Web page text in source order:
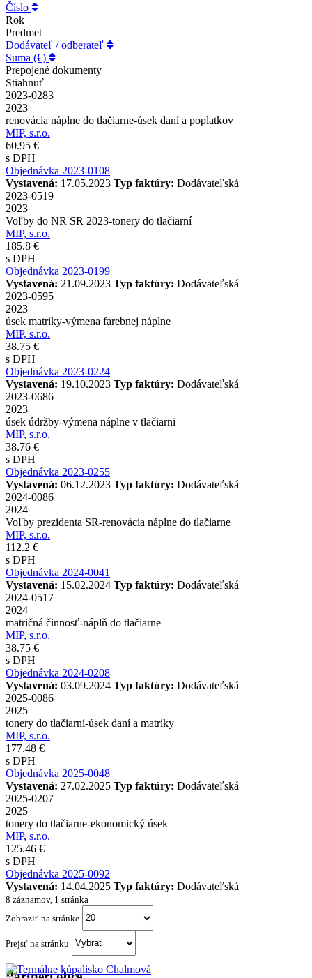
Číslo
Rok
Predmet
Dodávateľ / odberateľ
Suma (€)
Prepojené dokumenty
Stiahnuť
2023-0283
2023
renovácia náplne do tlačiarne-úsek daní a poplatkov
MIP, s.r.o.
60.95 €
s DPH
Objednávka 2023-0108
Vystavená: 17.05.2023 Typ faktúry: Dodávateľská
2023-0519
2023
Voľby do NR SR 2023-tonery do tlačiarní
MIP, s.r.o.
185.8 €
s DPH
Objednávka 2023-0199
Vystavená: 21.09.2023 Typ faktúry: Dodávateľská
2023-0595
2023
úsek matriky-výmena farebnej náplne
MIP, s.r.o.
38.75 €
s DPH
Objednávka 2023-0224
Vystavená: 19.10.2023 Typ faktúry: Dodávateľská
2023-0686
2023
úsek údržby-výmena náplne v tlačiarni
MIP, s.r.o.
38.76 €
s DPH
Objednávka 2023-0255
Vystavená: 06.12.2023 Typ faktúry: Dodávateľská
2024-0086
2024
Voľby prezidenta SR-renovácia náplne do tlačiarne
MIP, s.r.o.
112.2 €
s DPH
Objednávka 2024-0041
Vystavená: 15.02.2024 Typ faktúry: Dodávateľská
2024-0517
2024
matričná činnosť-náplň do tlačiarne
MIP, s.r.o.
38.75 €
s DPH
Objednávka 2024-0208
Vystavená: 03.09.2024 Typ faktúry: Dodávateľská
2025-0086
2025
tonery do tlačiarní-úsek daní a matriky
MIP, s.r.o.
177.48 €
s DPH
Objednávka 2025-0048
Vystavená: 27.02.2025 Typ faktúry: Dodávateľská
2025-0207
2025
tonery do tlačiarne-ekonomický úsek
MIP, s.r.o.
125.46 €
s DPH
Objednávka 2025-0092
Vystavená: 14.04.2025 Typ faktúry: Dodávateľská
8 záznamov, 1 stránka
Zobraziť na stránke
Prejsť na stránku